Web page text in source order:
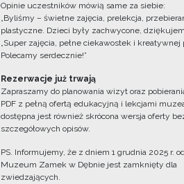
Opinie uczestników mówią same za siebie:
„Byliśmy – świetne zajęcia, prelekcja,
plastyczne. Dzieci były zachwycone,
„Super zajęcia, pełne ciekawostek i kreatywnej
Polecamy serdecznie!”
Rezerwacje już trwają
Zapraszamy do planowania wizyt oraz
PDF z pełną ofertą edukacyjną i lekcjami
dostępna jest również skrócona wersja oferty
szczegółowych opisów.
PS. Informujemy, że z dniem 1 grudnia 2025 r.
Muzeum Zamek w Dębnie jest zamknięty dla
zwiedzających.